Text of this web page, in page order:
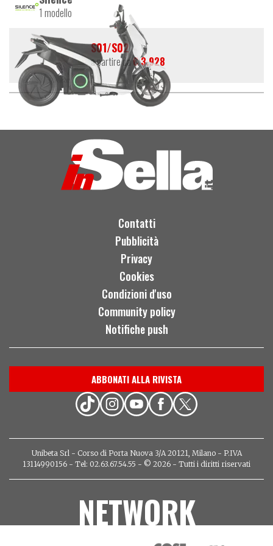
1 modello
S01/S02
a partire da€ 3.928
Contatti
Pubblicità
Privacy
Cookies
Condizioni d'uso
Community policy
Notifiche push
ABBONATI ALLA RIVISTA
Unibeta Srl - Corso di Porta Nuova 3/A 20121, Milano - P.IVA
13114990156 - Tel: 02.63.67.54.55 - © 2026 - Tutti i diritti riservati
NETWORK